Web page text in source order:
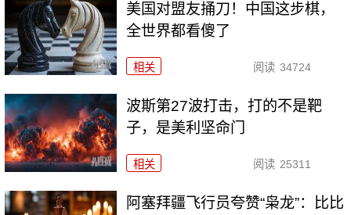
美国对盟友捅刀！中国这步棋，
全世界都看傻了
相关 阅读 34724
波斯第27波打击，打的不是靶
子，是美利坚命门
相关 阅读 25311
阿塞拜疆飞行员夸赞“枭龙”：比比